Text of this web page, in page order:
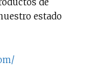
estado